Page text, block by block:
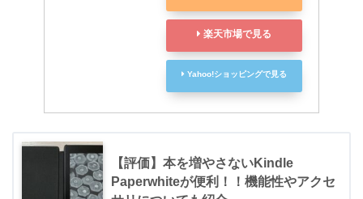
楽天市場で見る
Yahoo!ショッピングで見る
【評価】本を増やさないKindle
Paperwhiteが便利！！機能性やアクセ